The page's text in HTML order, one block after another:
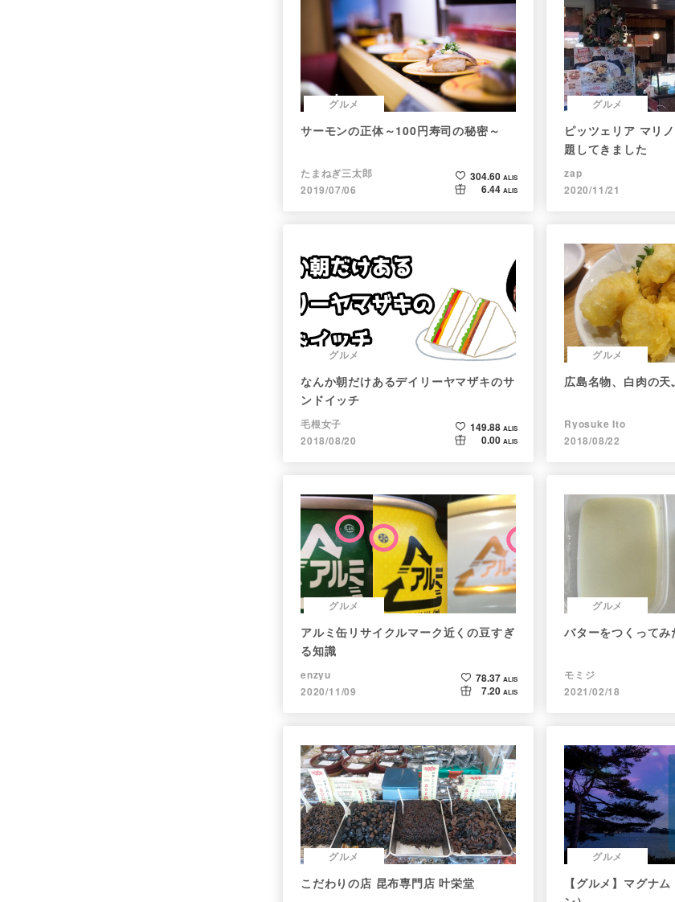
グルメ
サーモンの正体～100円寿司の秘密～
たまねぎ三太郎
2019/07/06
304.60 ALIS
6.44 ALIS
グルメ
ピッツェリア マリ
題してきました
zap
2020/11/21
グルメ
なんか朝だけあるデイリーヤマザキのサ
ンドイッチ
毛根女子
2018/08/20
149.88 ALIS
0.00 ALIS
グルメ
広島名物、白肉の天
Ryosuke Ito
2018/08/22
グルメ
アルミ缶リサイクルマーク近くの豆すぎ
る知識
enzyu
2020/11/09
78.37 ALIS
7.20 ALIS
グルメ
バターをつくってみ
モミジ
2021/02/18
グルメ
こだわりの店 昆布専門店 叶栄堂
グルメ
【グルメ】マグナ